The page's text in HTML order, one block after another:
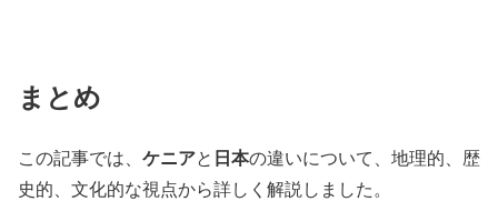
まとめ
この記事では、 ケニアと 日本の違いについて、地理的、歴
史的、文化的な視点から詳しく解説しました。